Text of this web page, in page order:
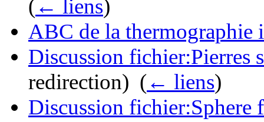
(← liens)
ABC de la thermographie
Discussion fichier:Pierres
redirection) ‎ (← liens)
Discussion fichier:Sphere